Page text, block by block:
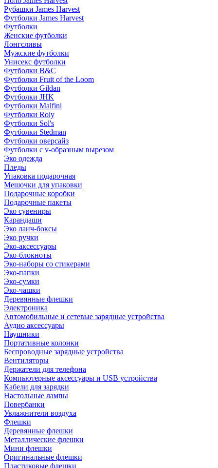
Рубашки James Harvest
Футболки James Harvest
Футболки
Женские футболки
Лонгсливы
Мужские футболки
Унисекс футболки
Футболки B&C
Футболки Fruit of the Loom
Футболки Gildan
Футболки JHK
Футболки Malfini
Футболки Roly
Футболки Sol's
Футболки Stedman
Футболки оверсайз
Футболки с v-образным вырезом
Эко одежда
Пледы
Упаковка подарочная
Мешочки для упаковки
Подарочные коробки
Подарочные пакеты
Эко сувениры
Карандаши
Эко ланч-боксы
Эко ручки
Эко-аксессуары
Эко-блокноты
Эко-наборы со стикерами
Эко-папки
Эко-сумки
Эко-чашки
Деревянные флешки
Электроника
Автомобильные и сетевые зарядные устройства
Аудио аксессуары
Наушники
Портативные колонки
Беспроводные зарядные устройства
Вентиляторы
Держатели для телефона
Компьютерные аксессуары и USB устройства
Кабели для зарядки
Настольные лампы
Повербанки
Увлажнители воздуха
Флешки
Деревянные флешки
Металлические флешки
Мини флешки
Оригинальные флешки
Пластиковые флешки